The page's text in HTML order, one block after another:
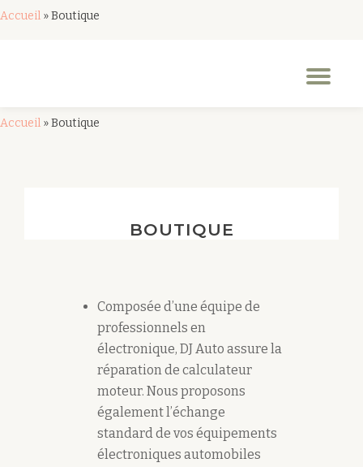
Accueil »Boutique
Accueil »Boutique
BOUTIQUE
Composée d’une équipe de
professionnels en
électronique, DJ Auto assure la
réparation de calculateur
moteur. Nous proposons
également l’échange
standard de vos équipements
électroniques automobiles